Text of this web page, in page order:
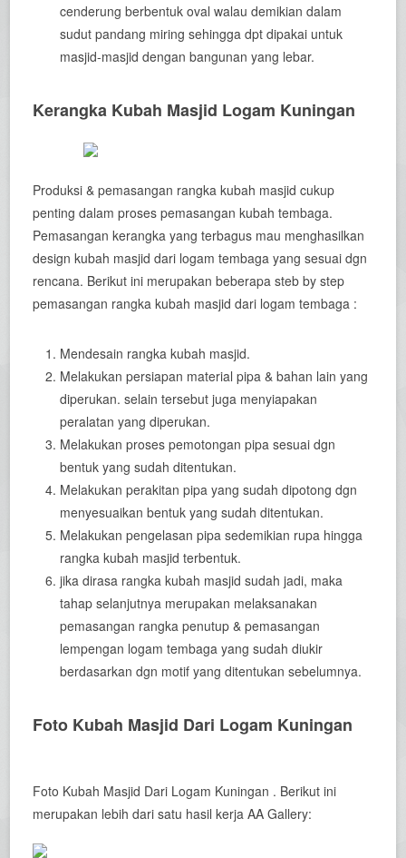
cenderung berbentuk oval walau demikian dalam
sudut pandang miring sehingga dpt dipakai untuk
masjid-masjid dengan bangunan yang lebar.
Kerangka Kubah Masjid Logam Kuningan
Produksi & pemasangan rangka kubah masjid cukup
penting dalam proses pemasangan kubah tembaga.
Pemasangan kerangka yang terbagus mau menghasilkan
design kubah masjid dari logam tembaga yang sesuai dgn
rencana. Berikut ini merupakan beberapa steb by step
pemasangan rangka kubah masjid dari logam tembaga :
Mendesain rangka kubah masjid.
Melakukan persiapan material pipa & bahan lain yang
diperukan. selain tersebut juga menyiapakan
peralatan yang diperukan.
Melakukan proses pemotongan pipa sesuai dgn
bentuk yang sudah ditentukan.
Melakukan perakitan pipa yang sudah dipotong dgn
menyesuaikan bentuk yang sudah ditentukan.
Melakukan pengelasan pipa sedemikian rupa hingga
rangka kubah masjid terbentuk.
jika dirasa rangka kubah masjid sudah jadi, maka
tahap selanjutnya merupakan melaksanakan
pemasangan rangka penutup & pemasangan
lempengan logam tembaga yang sudah diukir
berdasarkan dgn motif yang ditentukan sebelumnya.
Foto Kubah Masjid Dari Logam Kuningan
Foto Kubah Masjid Dari Logam Kuningan . Berikut ini
merupakan lebih dari satu hasil kerja AA Gallery: